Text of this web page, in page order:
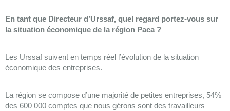
En tant que Directeur d’Urssaf, quel regard portez-vous sur
la situation économique de la région Paca ?
Les Urssaf suivent en temps réel l’évolution de la situation
économique des entreprises.
La région se compose d’une majorité de petites entreprises, 54%
des 600 000 comptes que nous gérons sont des travailleurs